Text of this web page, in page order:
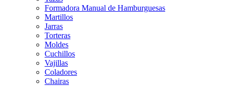
Formadora Manual de Hamburguesas
Martillos
Jarras
Torteras
Moldes
Cuchillos
Vajillas
Coladores
Chairas